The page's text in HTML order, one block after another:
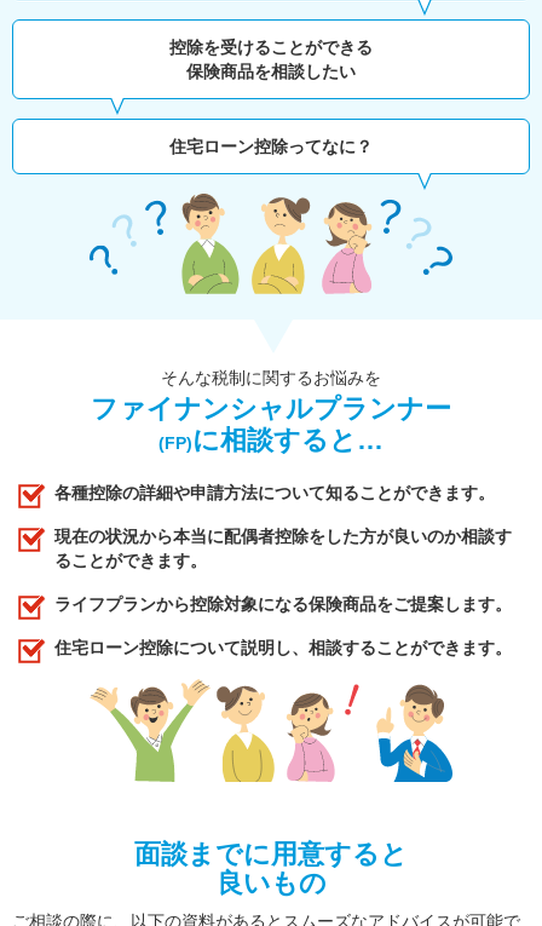
控除を受けることができる
保険商品を相談したい
住宅ローン控除ってなに？
そんな税制に関するお悩みを
ファイナンシャルプランナー
(FP)に相談すると…
各種控除の詳細や申請方法について知ることができます。
現在の状況から本当に配偶者控除をした方が良いのか相談す
ることができます。
ライフプランから控除対象になる保険商品をご提案します。
住宅ローン控除について説明し、相談することができます。
面談までに用意すると
良いもの
ご相談の際に、以下の資料があるとスムーズなアドバイスが可能で